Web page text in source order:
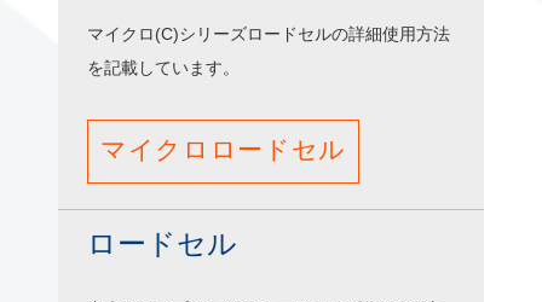
マイクロ(C)シリーズロードセルの詳細使用方法
を記載しています。
マイクロロードセル
ロードセル